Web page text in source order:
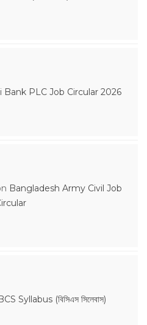
Bank PLC Job Circular 2026
Bangladesh Army Civil Job
Syllabus (বিসিএস সিলেবাস)